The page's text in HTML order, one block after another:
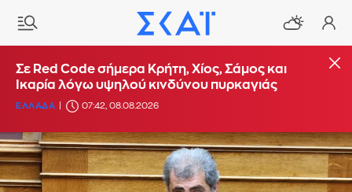
Σε Red Code σήμερα Κρήτη, Χίος, Σάμος και
Ικαρία λόγω υψηλού κινδύνου πυρκαγιάς
ΕΛΛΑΔΑ 07:42, 08.08.2026